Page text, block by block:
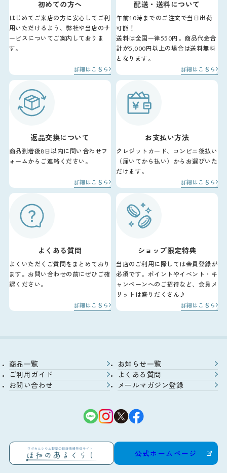
初めての方へ
はじめてご来店の方に安心してご利
用いただけるよう、弊社や当店のサ
ービスについてご案内しておりま
す。
詳細はこちら
配送・送料について
午前10時までのご注文で当日出荷
可能！
送料は全国一律550円。商品代金合
計が5,000円以上の場合は送料無料
となります。
詳細はこちら
返品交換について
商品到着後8日以内に問い合わせフ
ォームからご連絡ください。
詳細はこちら
お支払い方法
クレジットカード、コンビニ後払い
（届いてから払い）からお選びいた
だけます。
詳細はこちら
よくある質問
よくいただくご質問をまとめており
ます。お問い合わせの前にぜひご確
認ください。
詳細はこちら
ショップ限定特典
当店のご利用に際しては会員登録が
必須です。ポイントやイベント・キ
ャンペーンへのご招待など、会員メ
リットは盛りだくさん♪
詳細はこちら
商品一覧
お知らせ一覧
ご利用ガイド
よくある質問
お問い合わせ
メールマガジン登録
公式ホームページ